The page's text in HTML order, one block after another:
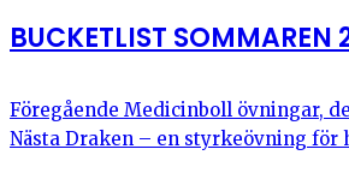
BUCKETLIST SOMMAREN
Föregående Medicinboll övningar,
Nästa Draken – en styrkeövning för